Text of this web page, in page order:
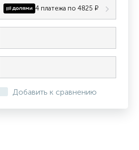
4 платежа по 4825 ₽
Добавить к сравнению